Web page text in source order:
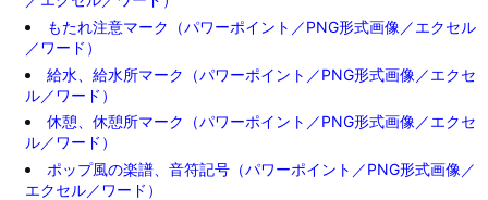
もたれ注意マーク（パワーポイント／PNG形式画像／エクセル
／ワード）
給水、給水所マーク（パワーポイント／PNG形式画像／エクセ
ル／ワード）
休憩、休憩所マーク（パワーポイント／PNG形式画像／エクセ
ル／ワード）
ポップ風の楽譜、音符記号（パワーポイント／PNG形式画像／
エクセル／ワード）